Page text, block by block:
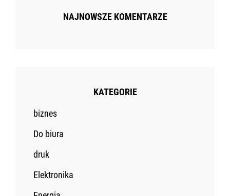
NAJNOWSZE KOMENTARZE
KATEGORIE
biznes
Do biura
druk
Elektronika